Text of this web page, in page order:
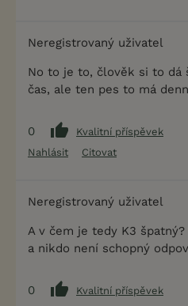
Neregistrovaný uživatel
No to je to, člověk si to dá
čas, ale ten pes to má
0
Kvalitní příspěvek
Nahlásit
Citovat
Neregistrovaný uživatel
A v čem je tedy K3
a nikdo není schopný
0
Kvalitní příspěvek